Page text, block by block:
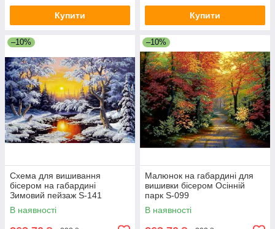
Купити Купити
–10%
Схема для вишивання
бісером на габардині
Зимовий пейзаж S-141
В наявності
–10%
Малюнок на габардині для
вишивки бісером Осінній
парк S-099
В наявності